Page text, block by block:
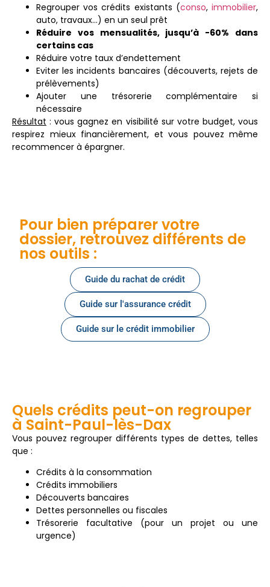
Regrouper vos crédits existants (conso,immobilier,
auto, travaux…) en un seul prêt
Réduire vos mensualités, jusqu’à -60% dans
certains cas
Réduire votre taux d’endettement
Eviter les incidents bancaires (découverts, rejets de
prélèvements)
Ajouter une trésorerie complémentaire si
nécessaire
Résultat : vous gagnez en visibilité sur votre budget, vous
respirez mieux financièrement, et vous pouvez même
recommencer à épargner.
Pour bien préparer votre
dossier, retrouvez différents de
nos outils :
Guide du rachat de crédit
Guide sur l'assurance crédit
Guide sur le crédit immobilier
Quels crédits peut-on regrouper
à Saint-Paul-lès-Dax
Vous pouvez regrouper différents types de dettes, telles
que :
Crédits à la consommation
Crédits immobiliers
Découverts bancaires
Dettes personnelles ou fiscales
Trésorerie facultative (pour un projet ou une
urgence)